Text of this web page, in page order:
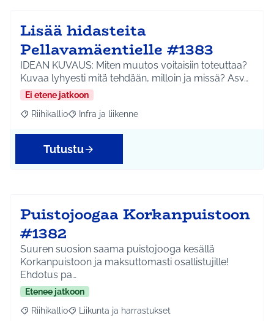
Lisää hidasteita
Pellavamäentielle #1383
IDEAN KUVAUS: Miten muutos voitaisiin toteuttaa?
Kuvaa lyhyesti mitä tehdään, milloin ja missä? Asv…
Ei etene jatkoon
Rajaa tulokset aihepiirin mukaan: Riihikallio
Riihikallio Rajaa tulokset teeman mukaan: Infra ja liikenne
Infra ja liikenne
Tutustu
Puistojoogaa Korkanpuistoon
#1382
Suuren suosion saama puistojooga kesällä
Korkanpuistoon ja maksuttomasti osallistujille!
Ehdotus pa…
Etenee jatkoon
Rajaa tulokset aihepiirin mukaan: Riihikallio
Riihikallio Rajaa tulokset teeman mukaan: Liikunta ja
Liikunta ja harrastukset